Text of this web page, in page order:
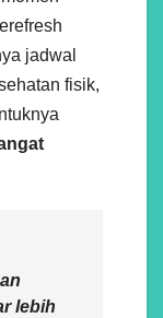
jadwal
fisik,
lebih